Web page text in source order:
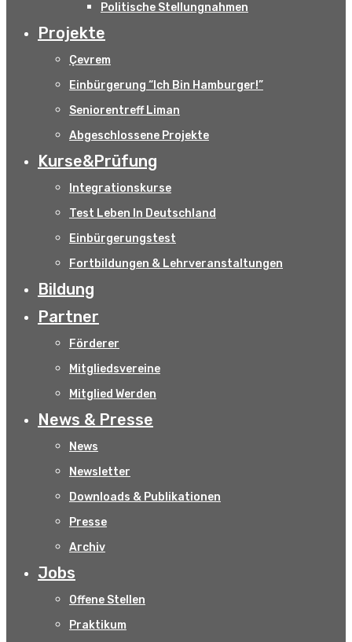
Politische Stellungnahmen
Projekte
Çevrem
Einbürgerung “Ich Bin Hamburger!”
Seniorentreff Liman
Abgeschlossene Projekte
Kurse&Prüfung
Integrationskurse
Test Leben In Deutschland
Einbürgerungstest
Fortbildungen & Lehrveranstaltungen
Bildung
Partner
Förderer
Mitgliedsvereine
Mitglied Werden
News & Presse
News
Newsletter
Downloads & Publikationen
Presse
Archiv
Jobs
Offene Stellen
Praktikum